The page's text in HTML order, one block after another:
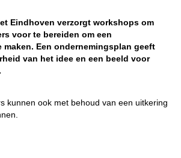
Eindhoven verzorgt workshops om
voor te bereiden om een
Een ondernemingsplan geeft
van het idee en een beeld voor
kunnen ook met behoud van een uitkering